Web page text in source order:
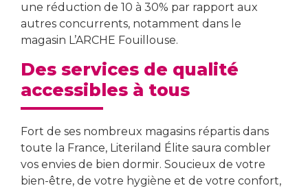
une réduction de 10 à 30% par rapport aux
autres concurrents, notamment dans le
magasin L’ARCHE Fouillouse.
Des services de qualité
accessibles à tous
Fort de ses nombreux magasins répartis dans
toute la France, Literiland Élite saura combler
vos envies de bien dormir. Soucieux de votre
bien-être, de votre hygiène et de votre confort,